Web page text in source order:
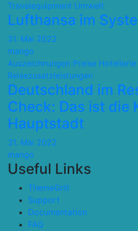
Travelequipment Umwelt
Lufthansa im
31. Mai 2022
mango
Auszeichnungen Preise Hotellerie
Reisezusatzleistungen
Deutschland im
Check: Das ist die
Hauptstadt
31. Mai 2022
mango
Useful Links
ThemeGrill
Support
Documentation
FAQ